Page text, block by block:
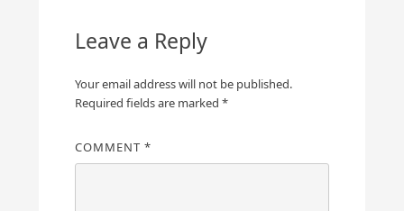
Leave a Reply
Your email address will not be published.
Required fields are marked *
COMMENT *